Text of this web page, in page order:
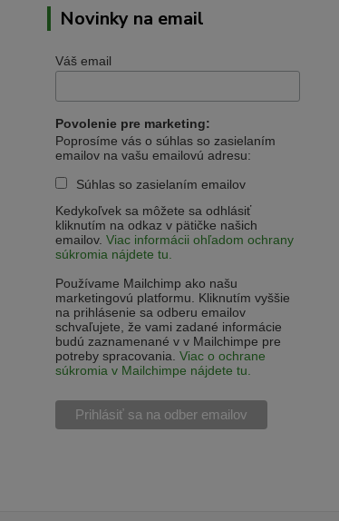
Novinky na email
Váš email
Povolenie pre marketing:
Poprosíme vás o súhlas so zasielaním
emailov na vašu emailovú adresu:
Súhlas so zasielaním emailov
Kedykoľvek sa môžete sa odhlásiť
kliknutím na odkaz v pätičke našich
emailov. Viac informácii ohľadom ochrany
súkromia nájdete tu.
Používame Mailchimp ako našu
marketingovú platformu. Kliknutím vyššie
na prihlásenie sa odberu emailov
schvaľujete, že vami zadané informácie
budú zaznamenané v v Mailchimpe pre
potreby spracovania. Viac o ochrane
súkromia v Mailchimpe nájdete tu.